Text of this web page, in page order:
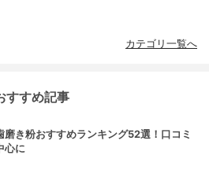
カテゴリ一覧へ
すすめ記事
磨き粉おすすめランキング52選！口コミ
心に